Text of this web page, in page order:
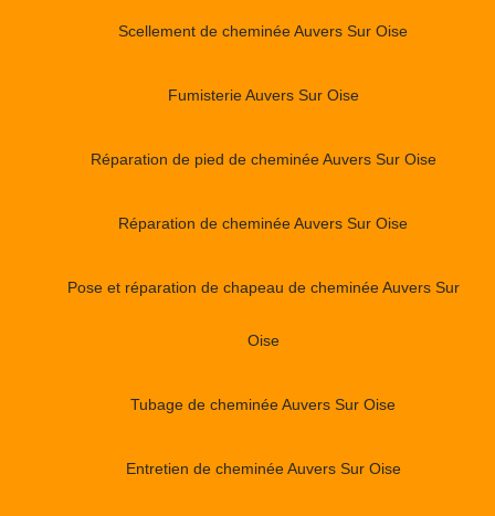
Scellement de cheminée Auvers Sur Oise
Fumisterie Auvers Sur Oise
Réparation de pied de cheminée Auvers Sur Oise
Réparation de cheminée Auvers Sur Oise
Pose et réparation de chapeau de cheminée Auvers Sur
Oise
Tubage de cheminée Auvers Sur Oise
Entretien de cheminée Auvers Sur Oise